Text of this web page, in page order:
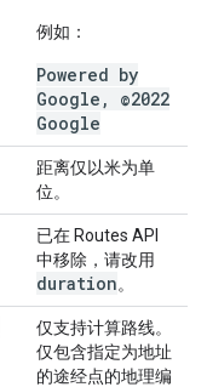
例如：
Powered by
Google, ©2022
Google
距离仅以米为单
位。
已在 Routes API
中移除，请改用
duration。
仅支持计算路线。
仅包含指定为地址
的途经点的地理编